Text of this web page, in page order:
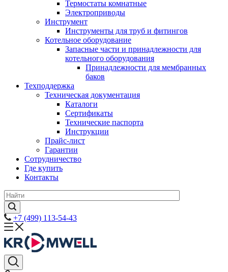
Термостаты комнатные
Электроприводы
Инструмент
Инструменты для труб и фитингов
Котельное оборудование
Запасные части и принадлежности для
котельного оборудования
Принадлежности для мембранных
баков
Техподдержка
Техническая документация
Каталоги
Сертификаты
Технические паспорта
Инструкции
Прайс-лист
Гарантии
Сотрудничество
Где купить
Контакты
+7 (499) 113-54-43